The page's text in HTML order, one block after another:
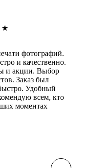
★
фотографий.
и качественно.
и акции. Выбор
Заказ был
Удобный
всем, кто
моментах